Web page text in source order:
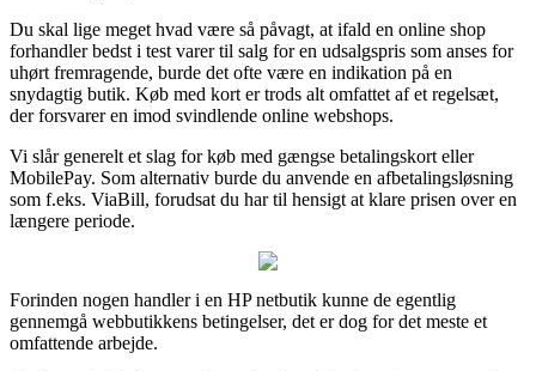
Du skal lige meget hvad være så påvagt, at ifald en online shop
forhandler bedst i test varer til salg for en udsalgspris som anses for
uhørt fremragende, burde det ofte være en indikation på en
snydagtig butik. Køb med kort er trods alt omfattet af et regelsæt,
der forsvarer en imod svindlende online webshops.
Vi slår generelt et slag for køb med gængse betalingskort eller
MobilePay. Som alternativ burde du anvende en afbetalingsløsning
som f.eks. ViaBill, forudsat du har til hensigt at klare prisen over en
længere periode.
Forinden nogen handler i en HP netbutik kunne de egentlig
gennemgå webbutikkens betingelser, det er dog for det meste et
omfattende arbejde.